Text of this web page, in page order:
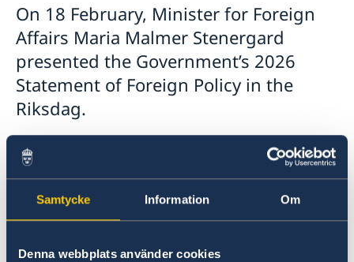
Samtycke Information Om
Denna webbplats använder cookies
On 18 February, Minister for Foreign
Affairs Maria Malmer Stenergard
presented the Government’s 2026
Statement of Foreign Policy in the
Riksdag.
The Statement, which summarises the
Government’s foreign policy priorities for 2026,
contains a number of focus areas:
on Russia.